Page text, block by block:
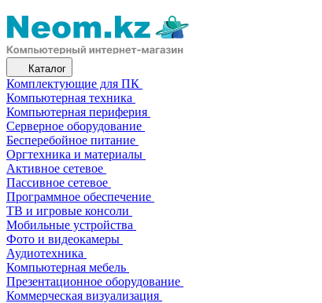
Каталог
Комплектующие для ПК
Компьютерная техника
Компьютерная периферия
Серверное оборудование
Бесперебойное питание
Оргтехника и материалы
Активное сетевое
Пассивное сетевое
Программное обеспечение
ТВ и игровые консоли
Мобильные устройства
Фото и видеокамеры
Аудиотехника
Компьютерная мебель
Презентационное оборудование
Коммерческая визуализация